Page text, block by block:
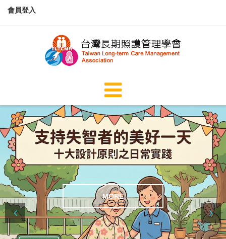
會員登入
本會自109年起持續
推動長者預防及延
緩失能相關培訓計
畫_方案名稱：「彈
力帶生活復能 」
.
MORE
Previous Next